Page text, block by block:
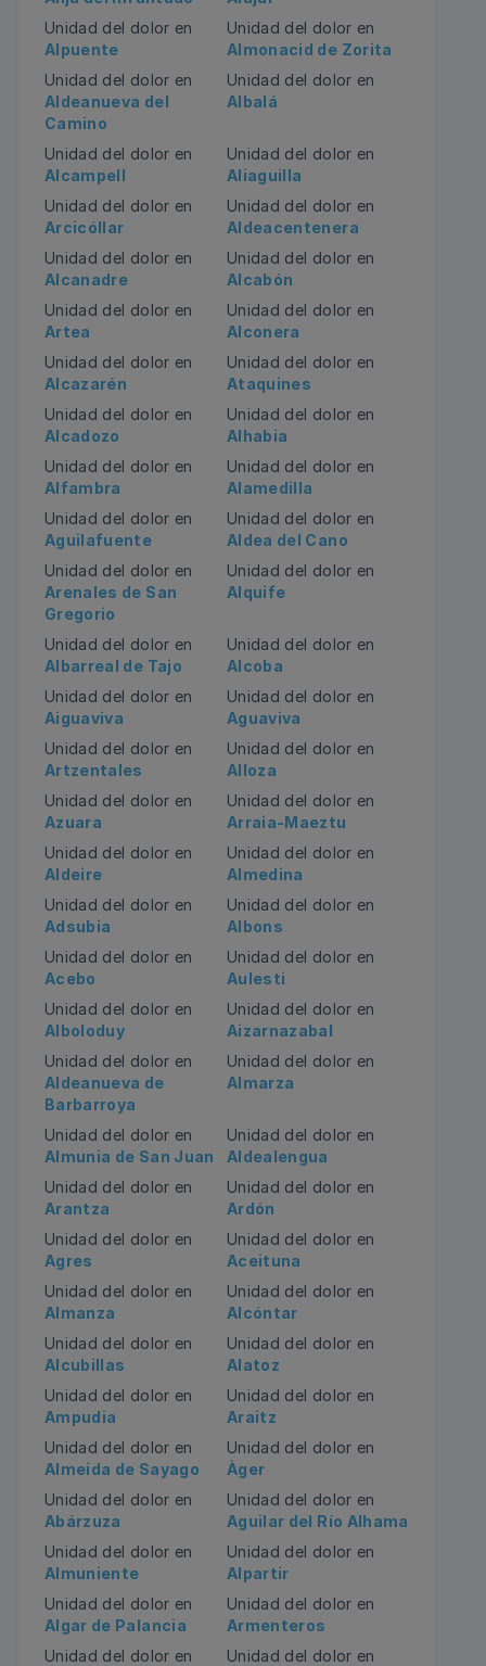
Unidad del dolor en
Alpuente
Unidad del dolor en
Almonacid de Zorita
Unidad del dolor en
Aldeanueva del
Camino
Unidad del dolor en
Albalá
Unidad del dolor en
Alcampell
Unidad del dolor en
Aliaguilla
Unidad del dolor en
Arcicóllar
Unidad del dolor en
Aldeacentenera
Unidad del dolor en
Alcanadre
Unidad del dolor en
Alcabón
Unidad del dolor en
Artea
Unidad del dolor en
Alconera
Unidad del dolor en
Alcazarén
Unidad del dolor en
Ataquines
Unidad del dolor en
Alcadozo
Unidad del dolor en
Alhabia
Unidad del dolor en
Alfambra
Unidad del dolor en
Alamedilla
Unidad del dolor en
Aguilafuente
Unidad del dolor en
Aldea del Cano
Unidad del dolor en
Arenales de San
Gregorio
Unidad del dolor en
Alquife
Unidad del dolor en
Albarreal de Tajo
Unidad del dolor en
Alcoba
Unidad del dolor en
Aiguaviva
Unidad del dolor en
Aguaviva
Unidad del dolor en
Artzentales
Unidad del dolor en
Alloza
Unidad del dolor en
Azuara
Unidad del dolor en
Arraia-Maeztu
Unidad del dolor en
Aldeire
Unidad del dolor en
Almedina
Unidad del dolor en
Adsubia
Unidad del dolor en
Albons
Unidad del dolor en
Acebo
Unidad del dolor en
Aulesti
Unidad del dolor en
Alboloduy
Unidad del dolor en
Aizarnazabal
Unidad del dolor en
Aldeanueva de
Barbarroya
Unidad del dolor en
Almarza
Unidad del dolor en
Almunia de San Juan
Unidad del dolor en
Aldealengua
Unidad del dolor en
Arantza
Unidad del dolor en
Ardón
Unidad del dolor en
Agres
Unidad del dolor en
Aceituna
Unidad del dolor en
Almanza
Unidad del dolor en
Alcóntar
Unidad del dolor en
Alcubillas
Unidad del dolor en
Alatoz
Unidad del dolor en
Ampudia
Unidad del dolor en
Araitz
Unidad del dolor en
Almeida de Sayago
Unidad del dolor en
Àger
Unidad del dolor en
Abárzuza
Unidad del dolor en
Aguilar del Río Alhama
Unidad del dolor en
Almuniente
Unidad del dolor en
Alpartir
Unidad del dolor en
Algar de Palancia
Unidad del dolor en
Armenteros
Unidad del dolor en
Unidad del dolor en